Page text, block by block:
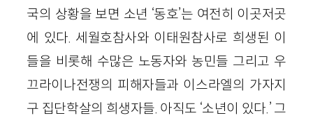
국의 상황을 보면 소년 ‘동호’는 여전히 이곳저곳
에 있다. 세월호참사와 이태원참사로 희생된 이
들을 비롯해 수많은 노동자와 농민들 그리고 우
끄라이나전쟁의 피해자들과 이스라엘의 가자지
구 집단학살의 희생자들. 아직도 ‘소년이 있다.’ 그